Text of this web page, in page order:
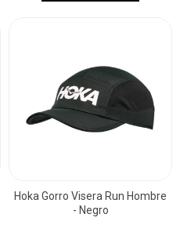
Hoka Gorro Visera Run Hombre
- Negro